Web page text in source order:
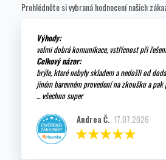
Prohlédněte si vybraná hodnocení našich
Výhody:
velmi dobrá komunikace, vstřícnost při
Celkový názor:
brýle, které nebyly skladem a nedošli od
jiném barevném provedení na zkoušku a
... všechno super
Andrea Č. 17.07.2026